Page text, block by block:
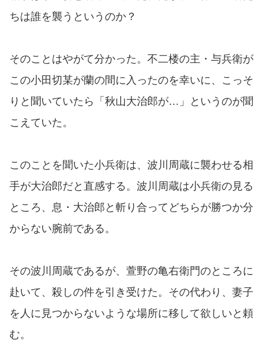
ちは誰を襲うというのか？
そのことはやがて分かった。不二楼の主・与兵衛が
この小田切某が蘭の間に入ったのを幸いに、こっそ
りと聞いていたら「秋山大治郎が…」というのが聞
こえていた。
このことを聞いた小兵衛は、波川周蔵に襲わせる相
手が大治郎だと直感する。波川周蔵は小兵衛の見る
ところ、息・大治郎と斬り合ってどちらが勝つか分
からない腕前である。
その波川周蔵であるが、萱野の亀右衛門のところに
赴いて、殺しの件を引き受けた。その代わり、妻子
を人に見つからないような場所に移して欲しいと頼
む。